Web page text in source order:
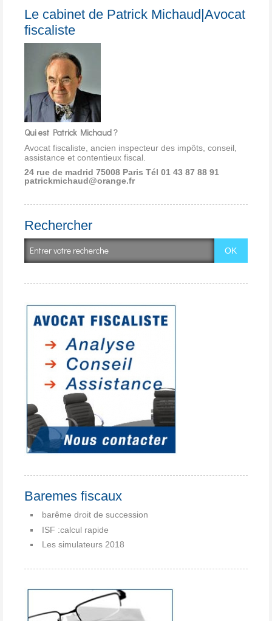
Le cabinet de Patrick Michaud|Avocat
fiscaliste
Qui est Patrick Michaud ?
Avocat fiscaliste, ancien inspecteur des impôts, conseil,
assistance et contentieux fiscal.
24 rue de madrid 75008 Paris Tél 01 43 87 88 91
patrickmichaud@orange.fr
Rechercher
Baremes fiscaux
barême droit de succession
ISF :calcul rapide
Les simulateurs 2018